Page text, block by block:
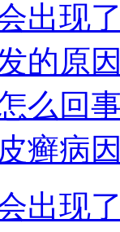
出现
的原
么回
癣病
出现